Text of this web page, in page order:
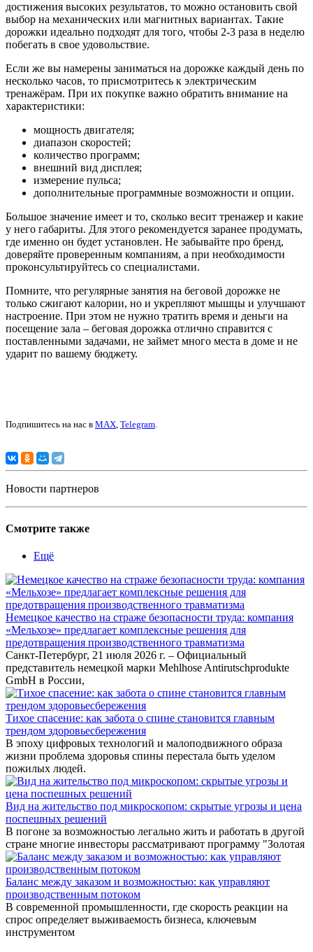
достижения высоких результатов, то можно остановить свой
выбор на механических или магнитных вариантах. Такие
дорожки идеально подходят для того, чтобы 2-3 раза в неделю
побегать в свое удовольствие.
Если же вы намерены заниматься на дорожке каждый день по
несколько часов, то присмотритесь к электрическим
тренажёрам. При их покупке важно обратить внимание на
характеристики:
мощность двигателя;
диапазон скоростей;
количество программ;
внешний вид дисплея;
измерение пульса;
дополнительные программные возможности и опции.
Большое значение имеет и то, сколько весит тренажер и какие
у него габариты. Для этого рекомендуется заранее продумать,
где именно он будет установлен. Не забывайте про бренд,
доверяйте проверенным компаниям, а при необходимости
проконсультируйтесь со специалистами.
Помните, что регулярные занятия на беговой дорожке не
только сжигают калории, но и укрепляют мышцы и улучшают
настроение. При этом не нужно тратить время и деньги на
посещение зала – беговая дорожка отлично справится с
поставленными задачами, не займет много места в доме и не
ударит по вашему бюджету.
Подпишитесь на нас в MAX Telegram
Новости партнеров
Смотрите также
Ещё
Немецкое качество на страже безопасности труда: компания
«Мельхозе» предлагает комплексные решения для
предотвращения производственного травматизма
Санкт-Петербург, 21 июля 2026 г. – Официальный
представитель немецкой марки Mehlhose Antirutschprodukte
GmbH в России,
Тихое спасение: как забота о спине становится главным
трендом здоровьесбережения
В эпоху цифровых технологий и малоподвижного образа
жизни проблема здоровья спины перестала быть уделом
пожилых людей.
Вид на жительство под микроскопом: скрытые угрозы и цена
поспешных решений
В погоне за возможностью легально жить и работать в другой
стране многие инвесторы рассматривают программу "Золотая
Баланс между заказом и возможностью: как управляют
производственным потоком
В современной промышленности, где скорость реакции на
спрос определяет выживаемость бизнеса, ключевым
инструментом